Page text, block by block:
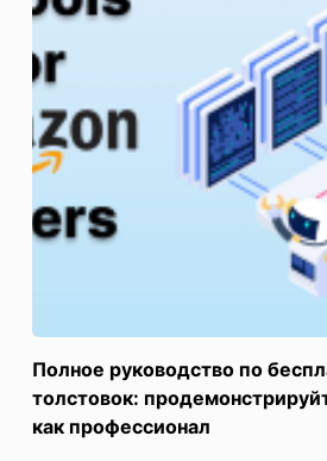
Полное руководство по
толстовок:
как профессионал